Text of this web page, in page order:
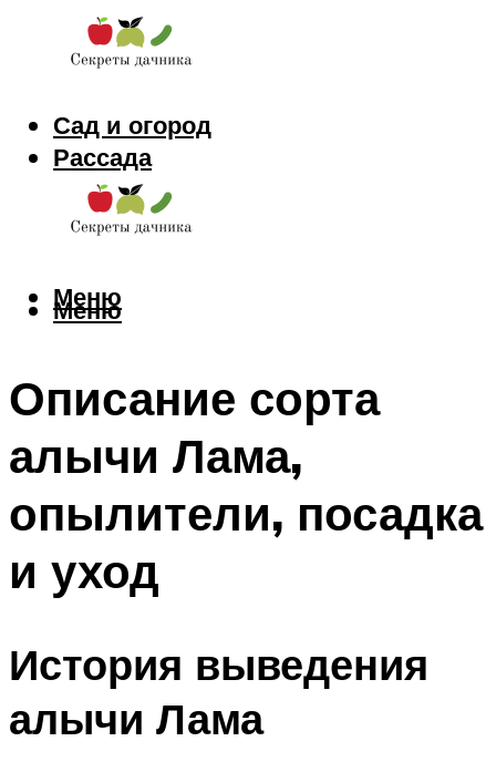
Сад и огород
Рассада
Цветы
Заготовки
Меню
Меню
Описание сорта
алычи Лама,
опылители, посадка
и уход
История выведения
алычи Лама